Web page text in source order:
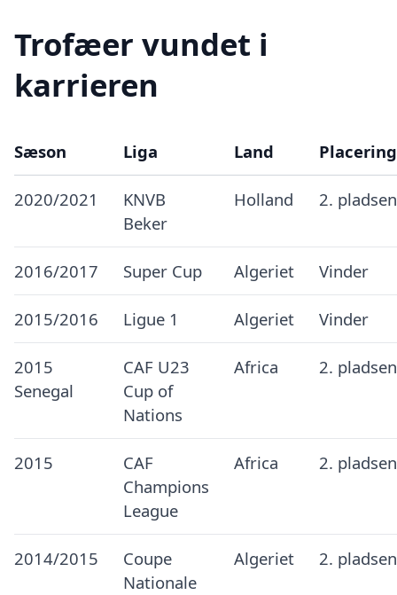
Trofæer vundet i
karrieren
Sæson Liga Land Placering
2020/2021
KNVB
Beker
Holland 2. pladsen
2016/2017 Super Cup Algeriet Vinder
2015/2016 Ligue 1 Algeriet Vinder
2015
Senegal
CAF U23
Cup of
Nations
Africa 2. pladsen
2015
CAF
Champions
League
Africa 2. pladsen
2014/2015
Coupe
Nationale
Algeriet 2. pladsen